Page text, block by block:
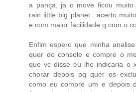
a pança, ja o move ficou muito
rain little big planet.. acerto
e com maior facilidade q com o
Enfim espero que minha
quer do console e compre o
que vc disse eu lhe indicaria o
chorar depois pq quer os
como eu compre um e depois